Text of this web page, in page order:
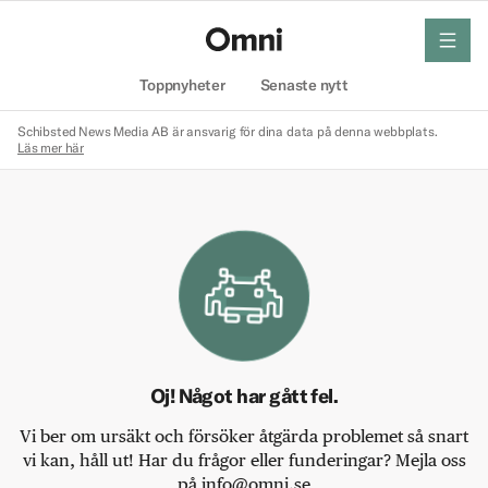
Toppnyheter Senaste nytt
meny
Schibsted News Media AB är ansvarig för dina data på denna webbplats.
Läs mer här
Oj! Något har gått fel.
Vi ber om ursäkt och försöker åtgärda problemet så snart
vi kan, håll ut! Har du frågor eller funderingar? Mejla oss